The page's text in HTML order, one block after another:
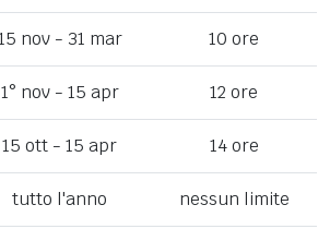
nov - 31 mar 10 ore
1° nov - 15 apr 12 ore
15 ott - 15 apr 14 ore
tutto l'anno nessun limite